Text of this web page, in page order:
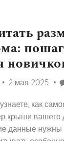
2 мая 2025
как
крыши вашего
данные нужны